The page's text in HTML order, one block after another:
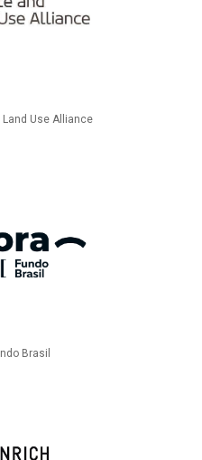
Use Alliance
Brasil